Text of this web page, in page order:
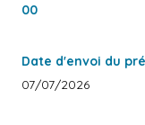
00
Date d'envoi du
07/07/2026